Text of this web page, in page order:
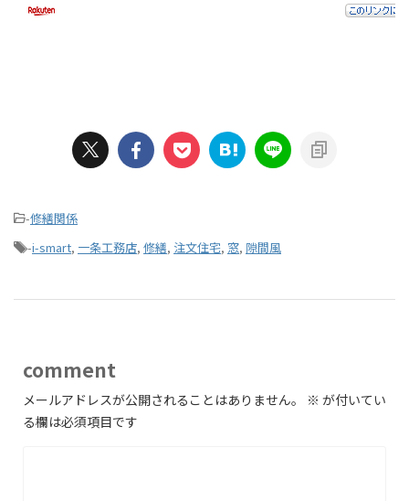
-修繕関係
-i-smart, 一条工務店, 修繕, 注文住宅, 窓, 隙間風
comment
メールアドレスが公開されることはありません。 ※ が付いてい
る欄は必須項目です